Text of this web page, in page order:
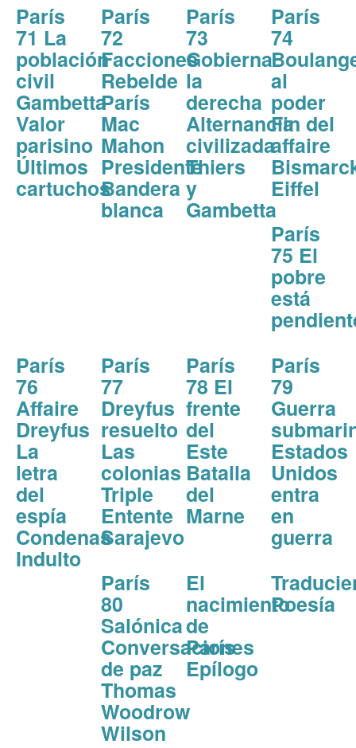
París
71 La
población
civil
Gambetta
Valor
parisino
Últimos
cartuchos
París
72
Facciones
Rebelde
París
Mac
Mahon
Presidente
Bandera
blanca
París
73
Gobierna
la
derecha
Alternancia
civilizada
Thiers
y
Gambetta
París
74
al
poder
Fin del
affaire
Eiffel
París
75 El
pobre
está
París
76
Affaire
Dreyfus
La
letra
del
espía
Condenas
Indulto
París
77
Dreyfus
resuelto
Las
colonias
Triple
Entente
Sarajevo
París
78 El
frente
del
Este
Batalla
del
Marne
París
79
Guerra
Estados
Unidos
entra
en
guerra
París
80
Salónica
Conversaciones
de paz
Thomas
Woodrow
Wilson
El
nacimiento
de
París
Epílogo
Poesía